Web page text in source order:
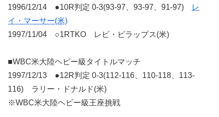
1996/12/14 ●10R判定 0-3(93-97、93-97、91-97)
レ
イ・マーサー(米)
1997/11/04 ○1RTKO レビ・ビラップス(米)
■WBC米大陸ヘビー級タイトルマッチ
1997/12/13 ●12R判定 0-3(112-116、110-118、113-
116) ラリー・ドナルド(米)
※WBC米大陸ヘビー級王座挑戦